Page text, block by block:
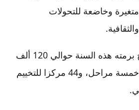
وخاضعة للتحولات
ويستفيد من البرنامج برمته هذه السنة حوالي 120 ألف
طفلا مقسمين على خمسة مراحل، و44 مركزا للتخييم